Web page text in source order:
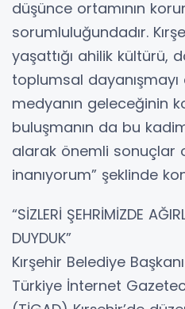
düşünce ortamının
sorumluluğundadır.
yaşattığı ahilik kültürü,
toplumsal dayanışmayı
medyanın geleceğinin
buluşmanın da bu
alarak önemli sonuçlar
inanıyorum” şeklinde
“SİZLERİ ŞEHRİMİZDE
DUYDUK”
Kırşehir Belediye
Türkiye İnternet